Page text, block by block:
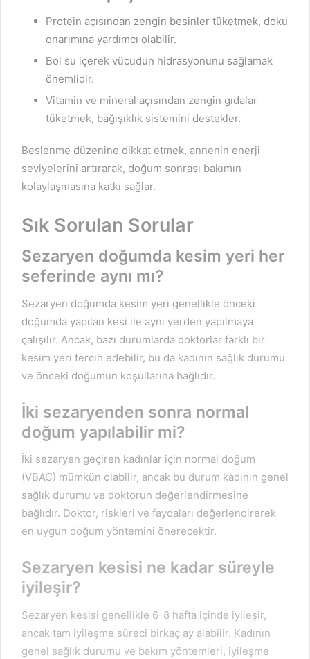
Protein açısından zengin besinler tüketmek, doku
onarımına yardımcı olabilir.
Bol su içerek vücudun hidrasyonunu sağlamak
önemlidir.
Vitamin ve mineral açısından zengin gıdalar
tüketmek, bağışıklık sistemini destekler.
Beslenme düzenine dikkat etmek, annenin enerji
seviyelerini artırarak, doğum sonrası bakımın
kolaylaşmasına katkı sağlar.
Sık Sorulan Sorular
Sezaryen doğumda kesim yeri her
seferinde aynı mı?
Sezaryen doğumda kesim yeri genellikle önceki
doğumda yapılan kesi ile aynı yerden yapılmaya
çalışılır. Ancak, bazı durumlarda doktorlar farklı bir
kesim yeri tercih edebilir, bu da kadının sağlık durumu
ve önceki doğumun koşullarına bağlıdır.
İki sezaryenden sonra normal
doğum yapılabilir mi?
İki sezaryen geçiren kadınlar için normal doğum
(VBAC) mümkün olabilir, ancak bu durum kadının genel
sağlık durumu ve doktorun değerlendirmesine
bağlıdır. Doktor, riskleri ve faydaları değerlendirerek
en uygun doğum yöntemini önerecektir.
Sezaryen kesisi ne kadar süreyle
iyileşir?
Sezaryen kesisi genellikle 6-8 hafta içinde iyileşir,
ancak tam iyileşme süreci birkaç ay alabilir. Kadının
genel sağlık durumu ve bakım yöntemleri, iyileşme